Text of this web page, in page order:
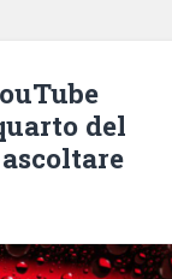
del